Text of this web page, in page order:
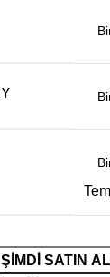
ŞIMDI SATIN AL